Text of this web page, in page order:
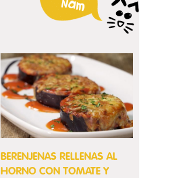
BERENJENAS RELLENAS AL
HORNO CON TOMATE Y